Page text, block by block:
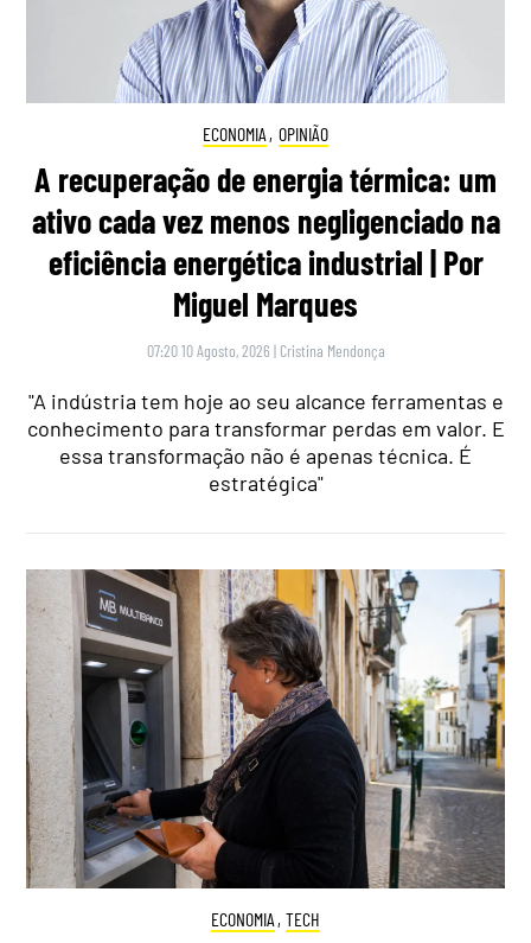
ECONOMIA , OPINIÃO
A recuperação de energia térmica: um
ativo cada vez menos negligenciado na
eficiência energética industrial | Por
Miguel Marques
07:20 10 Agosto, 2026 | Cristina Mendonça
"A indústria tem hoje ao seu alcance ferramentas e
conhecimento para transformar perdas em valor. E
essa transformação não é apenas técnica. É
estratégica"
ECONOMIA , TECH